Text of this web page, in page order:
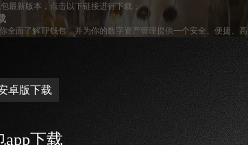
最新版本，点击以下链接进行下载：
全面了解TP钱包，并为你的数字资产管理提供一个安全、便捷、高
卓版下载
app下载